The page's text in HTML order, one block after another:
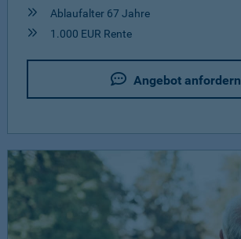
Ablaufalter 67 Jahre
1.000 EUR Rente
Angebot anfordern